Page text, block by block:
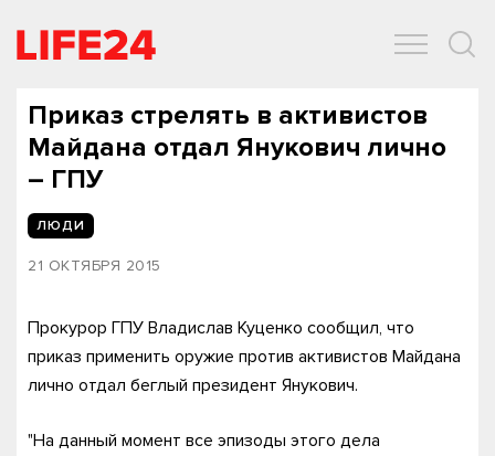
Приказ стрелять в активистов
Майдана отдал Янукович лично
– ГПУ
ЛЮДИ
21 ОКТЯБРЯ 2015
Прокурор ГПУ Владислав Куценко сообщил, что
приказ применить оружие против активистов Майдана
лично отдал беглый президент Янукович.
"На данный момент все эпизоды этого дела